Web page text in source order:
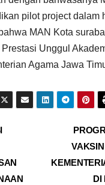
pilot project dalam
MAN Kota
Unggul
Agama Jawa